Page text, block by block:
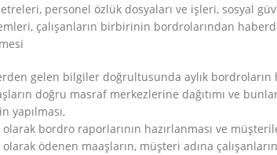
personel özlük dosyaları ve işleri, sosyal
çalışanların birbirinin bordrolarından
gelen bilgiler doğrultusunda aylık bordroların
doğru masraf merkezlerine dağıtımı ve
yapılması,
bordro raporlarının hazırlanması ve
olarak ödenen maaşların, müşteri adına